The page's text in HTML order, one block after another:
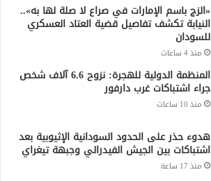
«الزج باسم الإمارات في صراع لا صلة لها به»..
النيابة تكشف تفاصيل قضية العتاد العسكري
للسودان
منذ 4 ساعات
المنظمة الدولية للهجرة: نزوح 6.6 آلاف شخص
جراء اشتباكات غرب دارفور
منذ 10 ساعات
هدوء حذر على الحدود السودانية الإثيوبية بعد
اشتباكات بين الجيش الفيدرالي وجبهة تيغراي
منذ 17 ساعة